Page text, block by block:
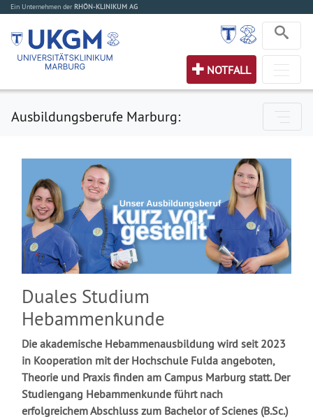
Ein Unternehmen der RHÖN-KLINIKUM AG
NOTFALL
Ausbildungsberufe Marburg:
Duales Studium
Hebammenkunde
Die akademische Hebammenausbildung wird seit 2023
in Kooperation mit der Hochschule Fulda angeboten,
Theorie und Praxis finden am Campus Marburg statt. Der
Studiengang Hebammenkunde führt nach
erfolgreichem Abschluss zum Bachelor of Scienes (B.Sc.)